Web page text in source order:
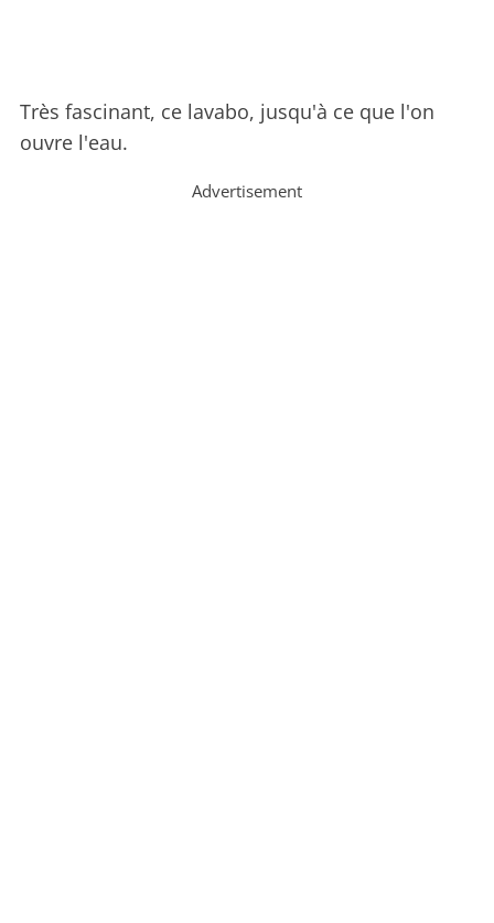
Très fascinant, ce lavabo, jusqu'à ce que l'on
ouvre l'eau.
Advertisement